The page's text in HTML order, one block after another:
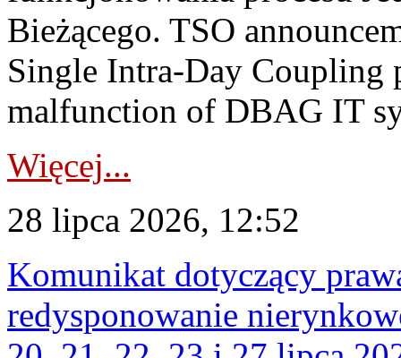
Bieżącego. TSO
Single Intra-Day Coupling
malfunction of DBAG IT
Więcej...
28 lipca 2026, 12:52
Komunikat dotyczący
redysponowanie